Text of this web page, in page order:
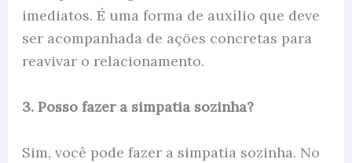
imediatos. É uma forma de auxílio que deve
ser acompanhada de ações concretas para
reavivar o relacionamento.
3. Posso fazer a simpatia sozinha?
Sim, você pode fazer a simpatia sozinha. No